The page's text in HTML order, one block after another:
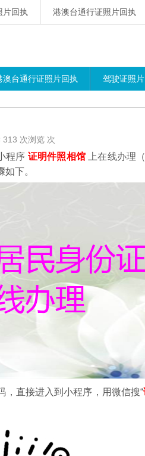
片回执 港澳台通行证照片回执
澳台通行证照片回执 驾驶证照
313 次浏览 次
程序 证明件照相馆 上在线办理（
下。
，直接进入到小程序，用微信搜“